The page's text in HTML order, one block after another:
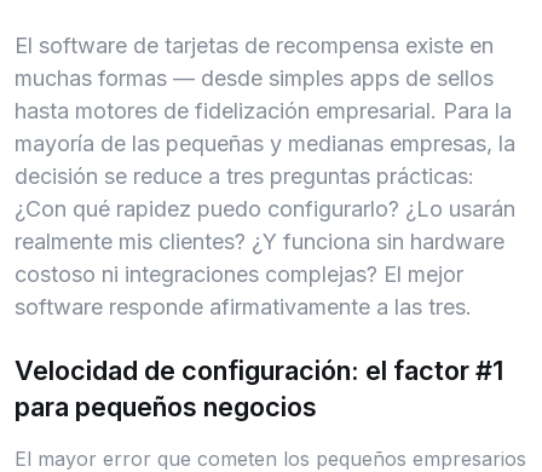
El software de tarjetas de recompensa existe en
muchas formas — desde simples apps de sellos
hasta motores de fidelización empresarial. Para la
mayoría de las pequeñas y medianas empresas, la
decisión se reduce a tres preguntas prácticas:
¿Con qué rapidez puedo configurarlo? ¿Lo usarán
realmente mis clientes? ¿Y funciona sin hardware
costoso ni integraciones complejas? El mejor
software responde afirmativamente a las tres.
Velocidad de configuración: el factor #1
para pequeños negocios
El mayor error que cometen los pequeños empresarios